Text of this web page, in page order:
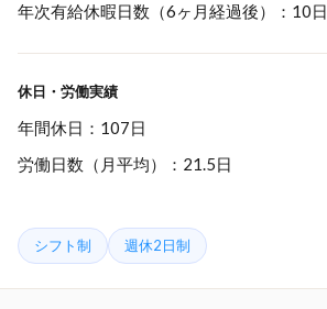
年次有給休暇日数（6ヶ月経過後）：10日
休日・労働実績
年間休日：107日
労働日数（月平均）：21.5日
シフト制 週休2日制